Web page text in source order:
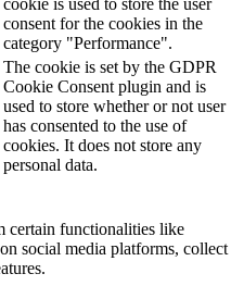
cookie is used to store the user
consent for the cookies in the
category "Performance".
The cookie is set by the GDPR
Cookie Consent plugin and is
used to store whether or not user
has consented to the use of
cookies. It does not store any
personal data.
certain functionalities like
social media platforms, collect